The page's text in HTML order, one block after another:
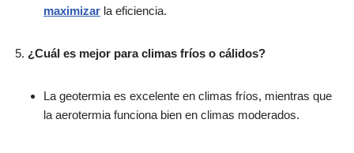
maximizar la eficiencia.
¿Cuál es mejor para climas fríos o cálidos?
La geotermia es excelente en climas fríos, mientras que
la aerotermia funciona bien en climas moderados.